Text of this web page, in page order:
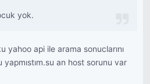
yok.
yahoo api ile arama sonuclarını
an host sorunu var